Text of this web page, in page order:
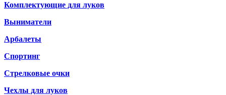
Комплектующие для луков
Выниматели
Арбалеты
Спортинг
Стрелковые очки
Чехлы для луков